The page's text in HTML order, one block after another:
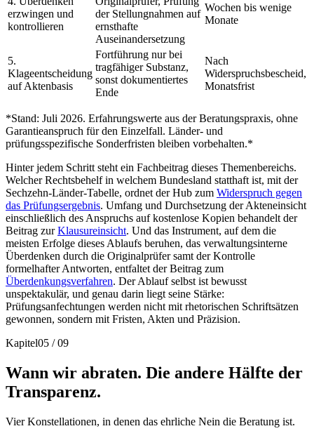
erzwingen und
kontrollieren
der Stellungnahmen auf
ernsthafte
Auseinandersetzung
Wochen bis wenige
Monate
5.
Klageentscheidung
auf Aktenbasis
Fortführung nur bei
tragfähiger Substanz,
sonst dokumentiertes
Ende
Nach
Widerspruchsbescheid,
Monatsfrist
*Stand: Juli 2026. Erfahrungswerte aus der Beratungspraxis, ohne
Garantieanspruch für den Einzelfall. Länder- und
prüfungsspezifische Sonderfristen bleiben vorbehalten.*
Hinter jedem Schritt steht ein Fachbeitrag dieses Themenbereichs.
Welcher Rechtsbehelf in welchem Bundesland statthaft ist, mit der
Sechzehn-Länder-Tabelle, ordnet der Hub zum Widerspruch gegen
das Prüfungsergebnis. Umfang und Durchsetzung der Akteneinsicht
einschließlich des Anspruchs auf kostenlose Kopien behandelt der
Beitrag zurKlausureinsicht. Und das Instrument, auf dem die
meisten Erfolge dieses Ablaufs beruhen, das verwaltungsinterne
Überdenken durch die Originalprüfer samt der Kontrolle
formelhafter Antworten, entfaltet der Beitrag zum
Überdenkungsverfahren. Der Ablauf selbst ist bewusst
unspektakulär, und genau darin liegt seine Stärke:
Prüfungsanfechtungen werden nicht mit rhetorischen Schriftsätzen
gewonnen, sondern mit Fristen, Akten und Präzision.
Kapitel05 /09
Wann wir abraten. Die andere Hälfte der
Transparenz.
Vier Konstellationen, in denen das ehrliche Nein die Beratung ist.